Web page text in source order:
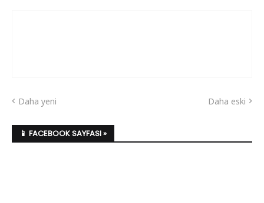
Daha yeni Daha eski
📱 FACEBOOK SAYFASI »